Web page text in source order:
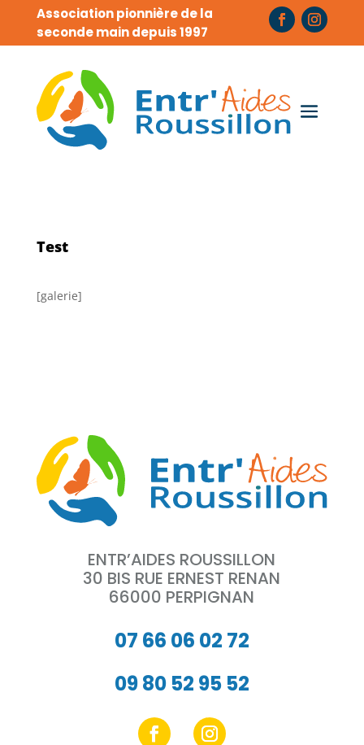
Association pionnière de la
seconde main depuis 1997
Test
[galerie]
ENTR’AIDES ROUSSILLON
30 BIS RUE ERNEST RENAN
66000 PERPIGNAN
07 66 06 02 72
09 80 52 95 52